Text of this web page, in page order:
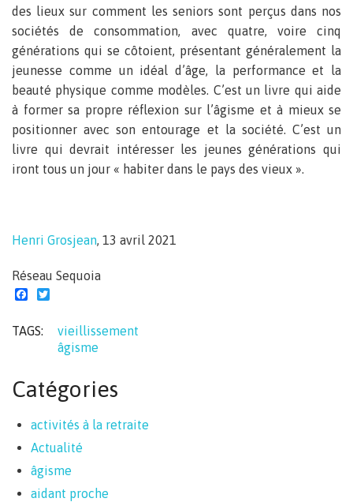
des lieux sur comment les seniors sont perçus dans nos
sociétés de consommation, avec quatre, voire cinq
générations qui se côtoient, présentant généralement la
jeunesse comme un idéal d’âge, la performance et la
beauté physique comme modèles. C’est un livre qui aide
à former sa propre réflexion sur l’âgisme et à mieux se
positionner avec son entourage et la société. C’est un
livre qui devrait intéresser les jeunes générations qui
iront tous un jour « habiter dans le pays des vieux ».
Henri Grosjean, 13 avril 2021
Réseau Sequoia
Facebook
TAGS:
vieillissement
âgisme
Catégories
activités à la retraite
Actualité
âgisme
aidant proche